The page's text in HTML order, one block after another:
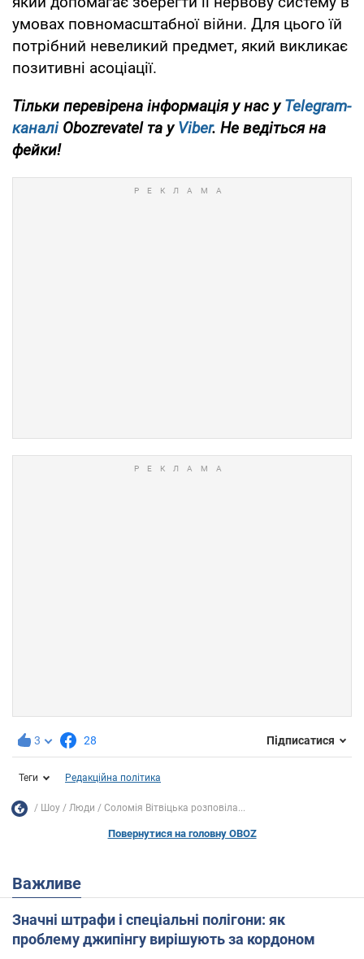
умовах повномасштабної війни. Для цього їй
потрібний невеликий предмет, який викликає
позитивні асоціації.
Тільки перевірена інформація у нас уTelegram-
каналіObozrevatel та уViber. Не ведіться на
фейки!
3 28 Підписатися
Теги Редакційна політика
Шоу Люди Соломія Вітвіцька розповіла...
Повернутися на головну OBOZ
Важливе
Значні штрафи і спеціальні полігони: як
проблему джипінгу вирішують за кордоном